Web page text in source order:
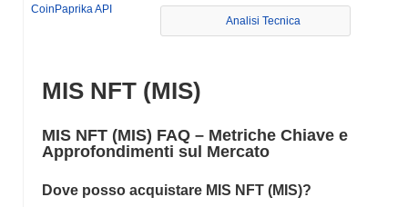
CoinPaprika API
Analisi Tecnica
MIS NFT (MIS)
MIS NFT (MIS) FAQ – Metriche Chiave e
Approfondimenti sul Mercato
Dove posso acquistare MIS NFT (MIS)?